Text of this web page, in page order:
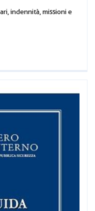
indennità, missioni e